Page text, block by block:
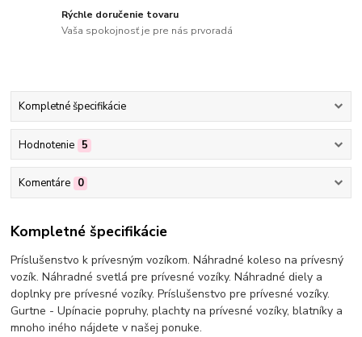
Rýchle doručenie tovaru
Vaša spokojnosť je pre nás prvoradá
Kompletné špecifikácie
Hodnotenie 5
Komentáre 0
Kompletné špecifikácie
Príslušenstvo k prívesným vozíkom. Náhradné koleso na prívesný
vozík. Náhradné svetlá pre prívesné vozíky. Náhradné diely a
doplnky pre prívesné vozíky. Príslušenstvo pre prívesné vozíky.
Gurtne - Upínacie popruhy, plachty na prívesné vozíky, blatníky a
mnoho iného nájdete v našej ponuke.